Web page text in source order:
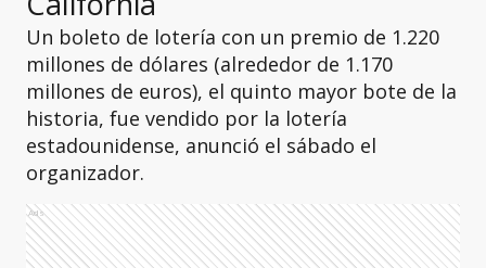
Un boleto de lotería con un premio de 1.220
millones de dólares (alrededor de 1.170
millones de euros), el quinto mayor bote de la
historia, fue vendido por la lotería
estadounidense, anunció el sábado el
organizador.
Ads